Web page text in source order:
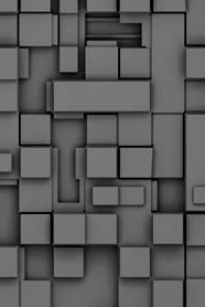
σχετικό
σας το παρουσιάζει σε
αν διαπιστώσετε ότι
να στέλνετε το
ώστε να το
75 νέοι δημοτικοί
ο Αγγελούδης
αστυνομίας στο δήμο
18 Μαρτίου